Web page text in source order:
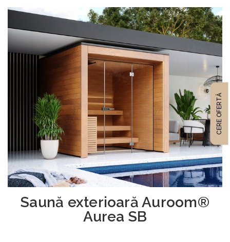
Saună exterioară Auroom®
Aurea SB
CERE OFERTĂ